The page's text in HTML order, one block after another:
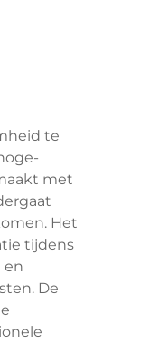
te
met
Het
tijdens
en
De